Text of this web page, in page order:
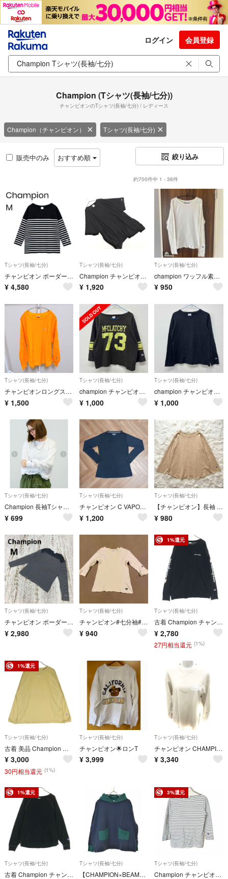
ログイン 会員登録
Champion (Tシャツ(長袖/七分))
チャンピオンのTシャツ(長袖/七分) / レディース
Champion（チャンピオン） Tシャツ(長袖/七分)
販売中のみ おすすめ順 絞り込み
約700件中 1 - 36件
Tシャツ(長袖/七分)
チャンピオン ボーダー長袖Tシャツ M ブラック カジュアル 2086
¥ 4,580
Tシャツ(長袖/七分)
Champion チャンピオン ワッペン ワイド幅 Tシャツ sizeM/黒 ■◆ レディース
¥ 1,920
Tシャツ(長袖/七分)
champion ワッフル素材 ロンT
¥ 950
Tシャツ(長袖/七分)
チャンピオンロングスリーブ
¥ 1,500
Tシャツ(長袖/七分)
champion チャンピオン 七分袖Tシャツ カットソー トップス チャコール系 M い63
¥ 1,000
Tシャツ(長袖/七分)
champion チャンピオン 長袖Tシャツ ロンT ブラック M か53
¥ 1,000
Tシャツ(長袖/七分)
Champion 長袖Tシャツ ロンT ホワイト Sサイズ
¥ 699
Tシャツ(長袖/七分)
チャンピオン C VAPOR ロングスリーブTシャツ
¥ 1,200
Tシャツ(長袖/七分)
【チャンピオン】長袖 フレア袖カットソー ボートネック(M)ロゴワッペン 無地
¥ 980
Tシャツ(長袖/七分)
チャンピオン ボーダー 長袖 カットソー M ダークグレー コットン 刺繍ロゴ
¥ 2,980
Tシャツ(長袖/七分)
チャンピオン#七分袖#サーマル#レディースL
¥ 940
1%還元
Tシャツ(長袖/七分)
古着 Champion チャンピオン コットン RODEO CROWNS ロデオクラウンズ コラボ ロゴプリント 長袖 Tシャツ L ブラック レディース
¥ 2,780
27円相当還元 (1%)
1%還元
Tシャツ(長袖/七分)
古着 美品 Champion チャンピオン 長袖 ロングスリーブ Tシャツ M ベージュ レディース
¥ 3,000
30円相当還元 (1%)
Tシャツ(長袖/七分)
チャンピオン🌟ロンT
¥ 3,999
Tシャツ(長袖/七分)
チャンピオン CHAMPION Tシャツ カットソー Uネック 長袖 S
¥ 3,340
1%還元
Tシャツ(長袖/七分)
古着 Champion チャンピオン ワンポイントロゴ 長袖 Tシャツ F ブラック ロンT レディース
Tシャツ(長袖/七分)
【CHAMPION×BEAMSBOY】別注 CWSA404 2トーン パーカー長袖Tシャツ
3%還元
Tシャツ(長袖/七分)
Champion チャンピオン ボーダーロングスリーブTシャツ ボートネックM